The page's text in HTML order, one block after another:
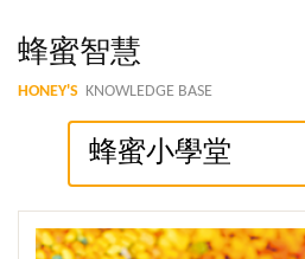
蜂蜜智慧
HONEY'S KNOWLEDGE BASE
蜂蜜小學堂
觀看更多